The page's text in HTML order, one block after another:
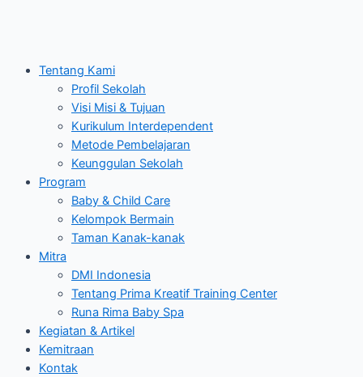
Tentang Kami
Profil Sekolah
Visi Misi & Tujuan
Kurikulum Interdependent
Metode Pembelajaran
Keunggulan Sekolah
Program
Baby & Child Care
Kelompok Bermain
Taman Kanak-kanak
Mitra
DMI Indonesia
Tentang Prima Kreatif Training Center
Runa Rima Baby Spa
Kegiatan & Artikel
Kemitraan
Kontak